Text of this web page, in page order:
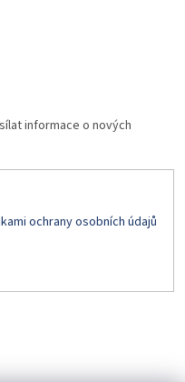
informace o nových
ochrany osobních údajů